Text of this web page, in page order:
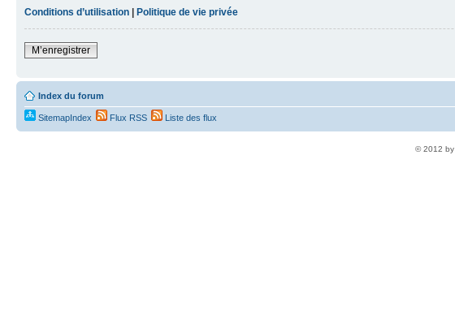
Conditions d’utilisation | Politique de vie privée
M’enregistrer
Index du forum
SitemapIndex Flux RSS Liste des flux
© 2012 by